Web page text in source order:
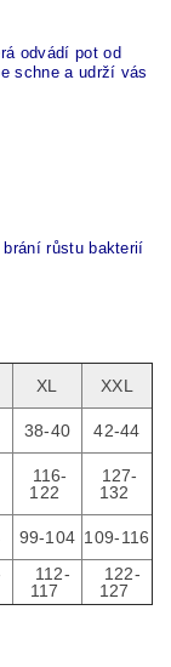
odvádí pot od
schne a udrží vás
růstu bakterií
XL
XXL
38-40
42-44
116-
122
127-
132
99-104 109-116
112-
117
122-
127